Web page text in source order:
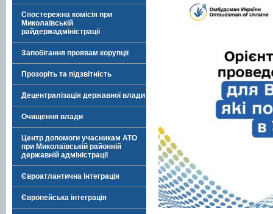
Спостережна комісія при
Миколаївській
райдержадміністрації
Запобігання проявам корупції
Прозоріть та підзвітність
Децентралізація державної влади
Очищення влади
Центр допомоги учасникам АТО
при Миколаївській районній
державній адміністрації
Євроатлантична інтеграція
Європейська інтеграція